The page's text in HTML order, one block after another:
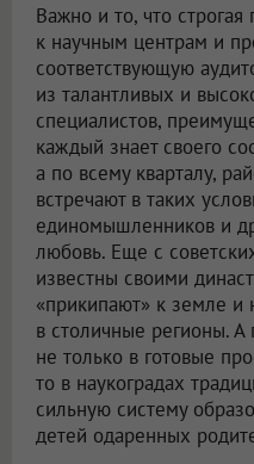
Важно и то, что строгая
к научным центрам и
соответствующую
из талантливых и
специалистов,
каждый знает своего
а по всему кварталу,
встречают в таких
единомышленников и
любовь. Еще с
известны своими
«прикипают» к земле и
в столичные регионы. А
не только в готовые
то в наукоградах
сильную систему
детей одаренных